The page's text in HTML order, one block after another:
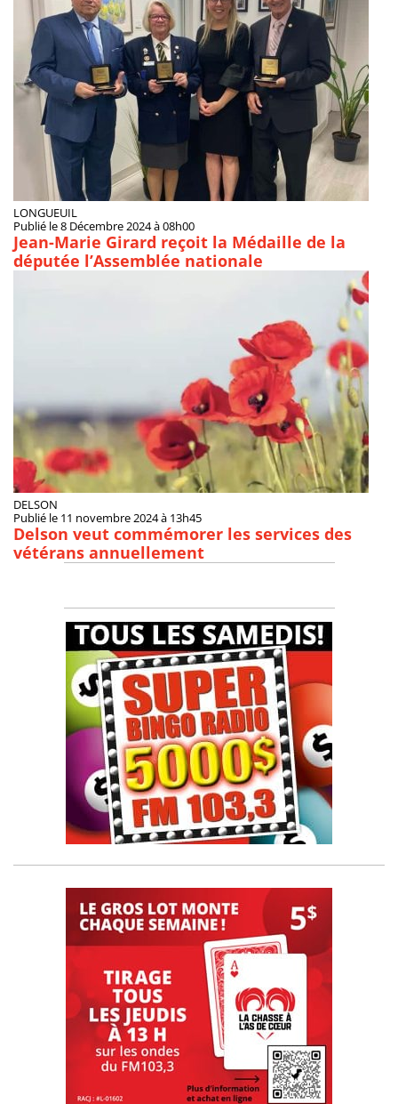
LONGUEUIL
Publié le 8 Décembre 2024 à 08h00
Jean-Marie Girard reçoit la Médaille de la
députée l’Assemblée nationale
DELSON
Publié le 11 novembre 2024 à 13h45
Delson veut commémorer les services des
vétérans annuellement